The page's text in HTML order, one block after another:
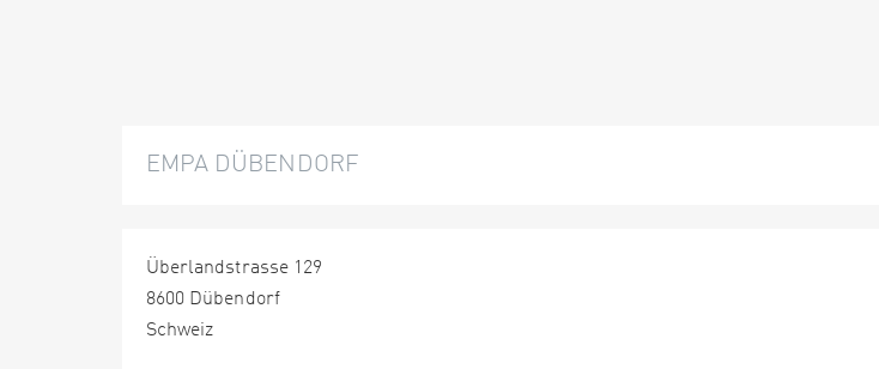
EMPA DÜBENDORF
Überlandstrasse 129
8600 Dübendorf
Schweiz